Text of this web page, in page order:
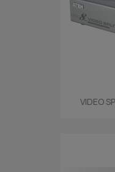
VIDEO